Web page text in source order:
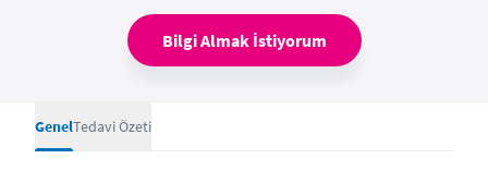
Bilgi Almak İstiyorum
GenelTedavi Özeti